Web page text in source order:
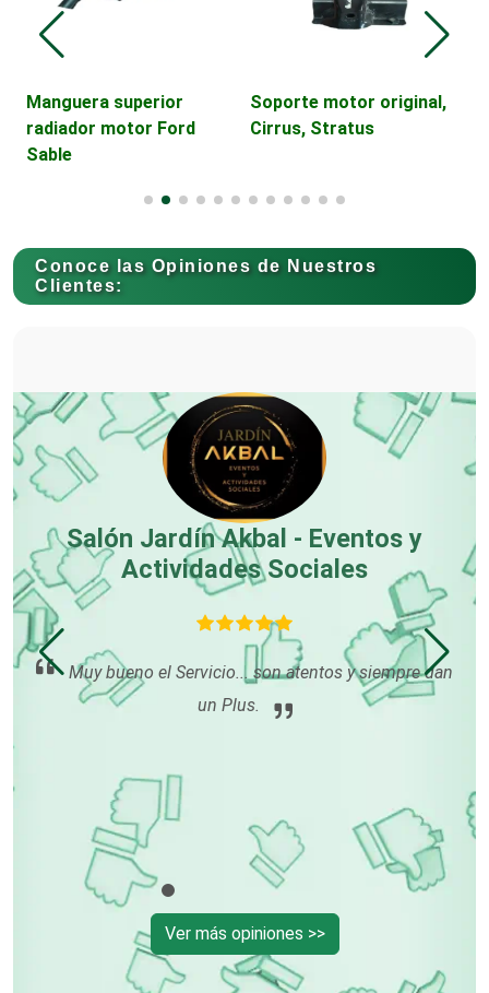
Carpinterías
Centros Comerciales
Centros de Espectáculos
Centros de Nutrición
Cerrajerías
Cibercafés
Clínicas de Belleza
Manguera superior
radiador motor Ford
Sable
Soporte motor original,
Cirrus, Stratus
Conoce las Opiniones de Nuestros
Clientes:
Salón Jardín Akbal - Eventos y
Actividades Sociales
Muy bueno el Servicio... son atentos y siempre dan
un Plus.
Ver más opiniones >>